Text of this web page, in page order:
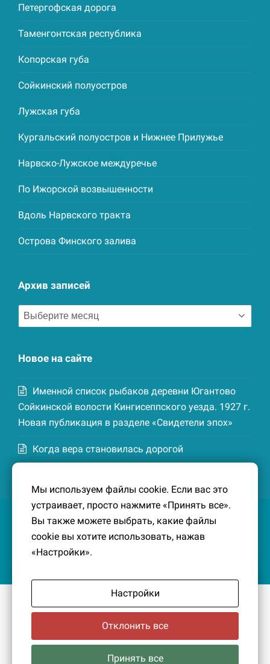
Петергофская дорога
Таменгонтская республика
Копорская губа
Сойкинский полуостров
Лужская губа
Кургальский полуостров и Нижнее Прилужье
Нарвско-Лужское междуречье
По Ижорской возвышенности
Вдоль Нарвского тракта
Острова Финского залива
Архив записей
Архив
записей
Новое на сайте
Именной список рыбаков деревни Югантово
Сойкинской волости Кингисеппского уезда. 1927 г.
Новая публикация в разделе «Свидетели эпох»
Когда вера становилась дорогой
Котельской волости Кингисеппского уезда. 1926-
27 гг. Новая публикация в разделе «Свидетели
эпох»
малой Родины, без которого трудно представить себе
историко-культурный ландшафт Петербурга и
Ленинградской области.
Политика конфиденциальности
Мы используем файлы cookie. Если вас это
устраивает, просто нажмите «Принять все».
Вы также можете выбрать, какие файлы
cookie вы хотите использовать, нажав
«Настройки».
Настройки
Отклонить все
Принять все